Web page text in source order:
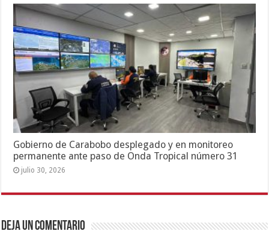
Gobierno de Carabobo desplegado y en monitoreo
permanente ante paso de Onda Tropical número 31
julio 30, 2026
Deja un comentario